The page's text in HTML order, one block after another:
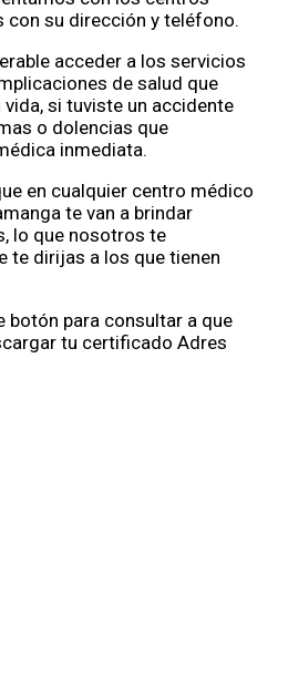
con su dirección y teléfono.
acceder a los servicios
de salud que
si tuviste un accidente
o dolencias que
inmediata.
en cualquier centro médico
te van a brindar
lo que nosotros te
te dirijas a los que tienen
botón para consultar a que
tu certificado Adres